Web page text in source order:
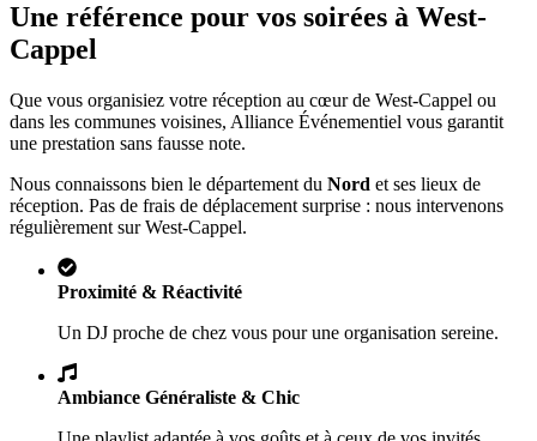
Une référence pour vos soirées à West-
Cappel
Que vous organisiez votre réception au cœur de West-Cappel ou
dans les communes voisines, Alliance Événementiel vous garantit
une prestation sans fausse note.
Nous connaissons bien le département du Nord et ses lieux de
réception. Pas de frais de déplacement surprise : nous intervenons
régulièrement surWest-Cappel.
Proximité & Réactivité
Un DJ proche de chez vous pour une organisation sereine.
Ambiance Généraliste & Chic